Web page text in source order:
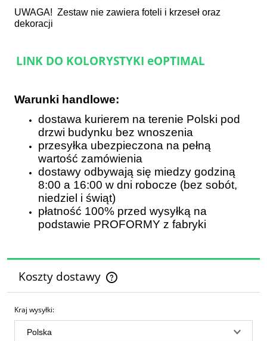
UWAGA! Zestaw nie zawiera foteli i krzeseł oraz
dekoracji
LINK DO KOLORYSTYKI eOPTIMAL
Warunki handlowe:
dostawa kurierem na terenie Polski pod
drzwi budynku bez wnoszenia
przesyłka ubezpieczona na pełną
wartość zamówienia
dostawy odbywają się miedzy godziną
8:00 a 16:00 w dni robocze (bez sobót,
niedziel i świąt)
płatność 100% przed wysyłką na
podstawie PROFORMY z fabryki
Koszty dostawy
Cena nie zawiera ewentualnych kosztów płatności
Kraj wysyłki: